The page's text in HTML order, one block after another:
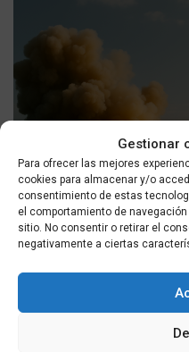
Gestionar
Para ofrecer las mejores
cookies para almacenar y/o
consentimiento de estas
el comportamiento de
sitio. No consentir o retirar el
negativamente a ciertas
Principales hitos de la
primer vuelo a las
visión
POR MASQUEALDIA UTMEDIOS 09/